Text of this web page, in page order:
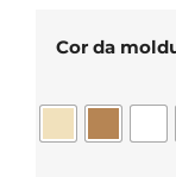
Cor da